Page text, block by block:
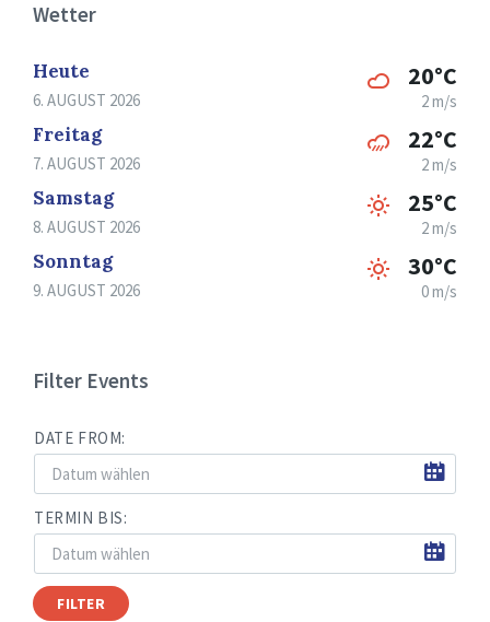
Wetter
Heute
6. AUGUST 2026
20°C
2 m/s
Freitag
7. AUGUST 2026
22°C
2 m/s
Samstag
8. AUGUST 2026
25°C
2 m/s
Sonntag
9. AUGUST 2026
30°C
0 m/s
Filter Events
DATE FROM:
TERMIN BIS:
FILTER